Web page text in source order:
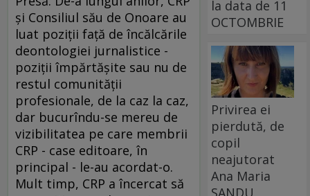
şi Consiliul său de Onoare au
luat poziţii faţă de încălcările
deontologiei jurnalistice -
poziţii împărtăşite sau nu de
restul comunităţii
profesionale, de la caz la caz,
dar bucurîndu-se mereu de
vizibilitatea pe care membrii
CRP - case editoare, în
principal - le-au acordat-o.
Mult timp, CRP a încercat să
la data de 11
OCTOMBRIE
Privirea ei
pierdută, de
copil
neajutorat
Ana Maria
SANDU